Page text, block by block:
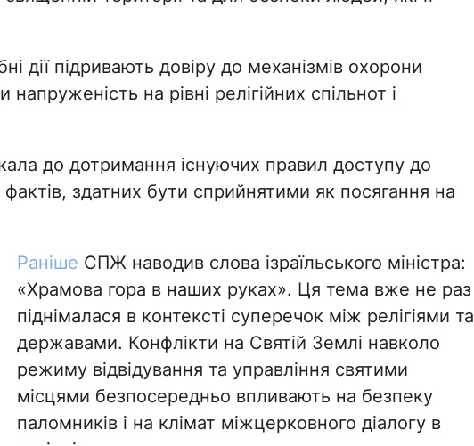
дії підривають довіру до механізмів охорони
на рівні релігійних спільнот і
до дотримання існуючих правил доступу до
здатних бути сприйнятими як посягання на
Раніше СПЖ наводив слова ізраїльського міністра:
«Храмова гора в наших руках». Ця тема вже не раз
піднімалася в контексті суперечок між релігіями та
державами. Конфлікти на Святій Землі навколо
режиму відвідування та управління святими
місцями безпосередньо впливають на безпеку
паломників і на клімат міжцерковного діалогу в